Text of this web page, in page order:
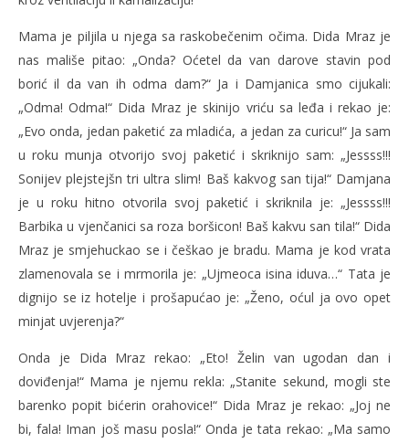
Mama je piljila u njega sa raskobečenim očima. Dida Mraz je
nas mališe pitao: „Onda? Oćetel da van darove stavin pod
borić il da van ih odma dam?“ Ja i Damjanica smo cijukali:
„Odma! Odma!“ Dida Mraz je skinijo vriću sa leđa i rekao je:
„Evo onda, jedan paketić za mladića, a jedan za curicu!“ Ja sam
u roku munja otvorijo svoj paketić i skriknijo sam: „Jessss!!!
Sonijev plejstejšn tri ultra slim! Baš kakvog san tija!“ Damjana
je u roku hitno otvorila svoj paketić i skriknila je: „Jessss!!!
Barbika u vjenčanici sa roza boršicon! Baš kakvu san tila!“ Dida
Mraz je smjehuckao se i češkao je bradu. Mama je kod vrata
zlamenovala se i mrmorila je: „Ujmeoca isina iduva…“ Tata je
dignijo se iz hotelje i prošapućao je: „Ženo, oćul ja ovo opet
minjat uvjerenja?“
Onda je Dida Mraz rekao: „Eto! Želin van ugodan dan i
doviđenja!“ Mama je njemu rekla: „Stanite sekund, mogli ste
barenko popit bićerin orahovice!“ Dida Mraz je rekao: „Joj ne
bi, fala! Iman još masu posla!“ Onda je tata rekao: „Ma samo